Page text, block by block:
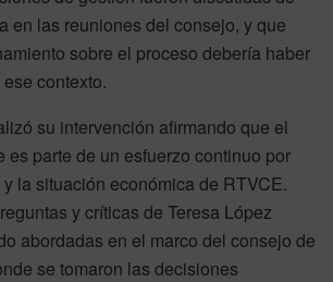
en las reuniones del consejo, y que
sobre el proceso debería haber
contexto.
su intervención afirmando que el
es parte de un esfuerzo continuo por
la situación económica de RTVCE.
y críticas de Teresa López
abordadas en el marco del consejo de
se tomaron las decisiones